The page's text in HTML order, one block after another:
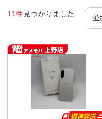
11件 見つかりました